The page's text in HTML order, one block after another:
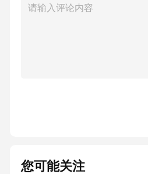
您可能关注